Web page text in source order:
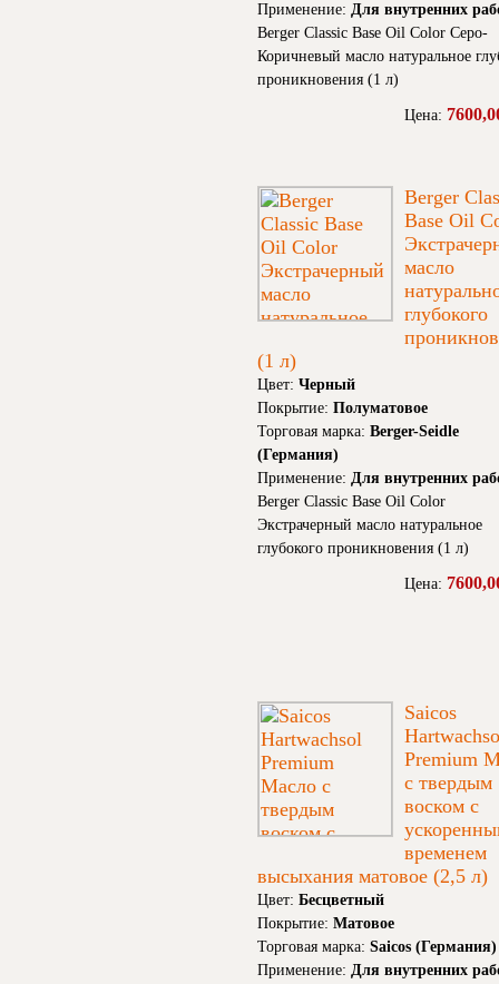
Применение: Для внутренних
Berger Classic Base Oil Color Серо-
Коричневый масло натуральное
проникновения (1 л)
Цена:
Berger
Base Oil
масло
глубокого
(1 л)
Цвет: Черный
Покрытие: Полуматовое
Торговая марка: Berger-Seidle
(Германия)
Применение: Для внутренних
Berger Classic Base Oil Color
Экстрачерный масло натуральное
глубокого проникновения (1 л)
Цена:
Saicos
Premium
с твердым
воском с
временем
высыхания матовое (2,5 л)
Цвет: Бесцветный
Покрытие: Матовое
Торговая марка: Saicos (Германия)
Применение: Для внутренних